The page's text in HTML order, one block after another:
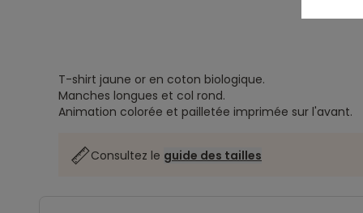
T-shirt jaune or en coton biologique.
Manches longues et col rond.
Animation colorée et pailletée imprimée sur l'avant.
Consultez le guide des tailles